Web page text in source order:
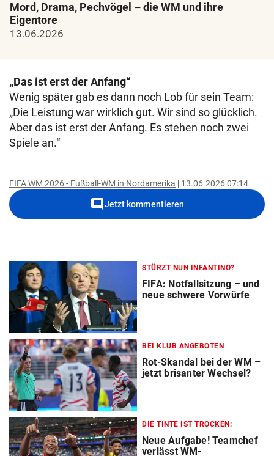
Mord, Drama, Pechvögel – die WM und ihre
Eigentore
13.06.2026
„Das ist erst der Anfang“
Wenig später gab es dann noch Lob für sein Team:
„Die Leistung war wirklich gut. Wir sind so glücklich.
Aber das ist erst der Anfang. Es stehen noch zwei
Spiele an.“
FIFA WM 2026 - Fußball-WM in Nordamerika 13.06.2026 07:14
commentJetzt kommentieren
STÜRZT NUN INFANTINO?
FIFA: Notfallsitzung – und
neue schwere Vorwürfe
BEI KLUB ANGEBOTEN
Rot-Skandal bei der WM –
jetzt brisanter Wechsel?
DIE TINTE IST TROCKEN:
Neue Aufgabe! Teamchef
verlässt WM-